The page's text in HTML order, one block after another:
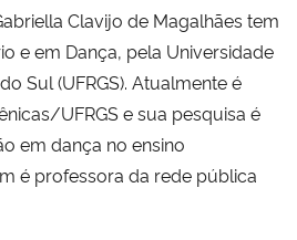
Clavijo de Magalhães tem
e em Dança, pela Universidade
Sul (UFRGS). Atualmente é
UFRGS e sua pesquisa é
em dança no ensino
é professora da rede pública